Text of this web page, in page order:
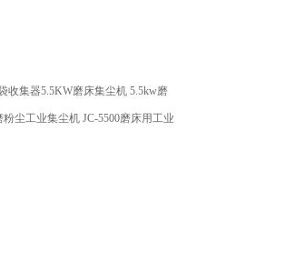
收集器5.5KW磨床集尘机 5.5kw磨
尘工业集尘机 JC-5500磨床用工业